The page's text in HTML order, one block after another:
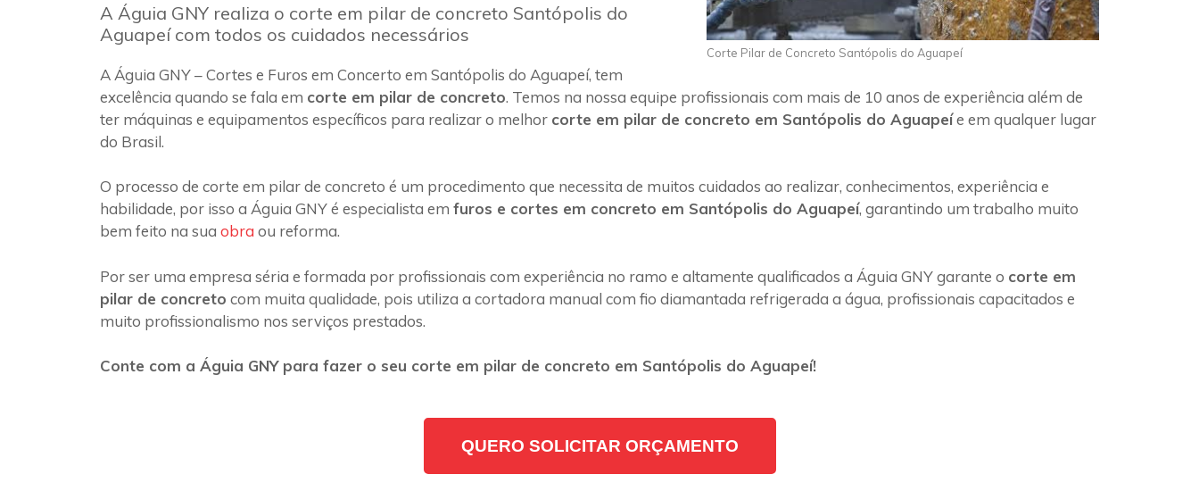
Corte Pilar de Concreto Santópolis do Aguapeí
A Águia GNY realiza o corte em pilar de concreto Santópolis do
Aguapeí com todos os cuidados necessários
A Águia GNY – Cortes e Furos em Concerto em Santópolis do Aguapeí, tem
excelência quando se fala em corte em pilar de concreto. Temos na nossa equipe profissionais com mais de 10 anos de experiência além de
ter máquinas e equipamentos específicos para realizar o melhor corte em pilar de concreto em Santópolis do Aguapeíe em qualquer lugar
do Brasil.
O processo de corte em pilar de concreto é um procedimento que necessita de muitos cuidados ao realizar, conhecimentos, experiência e
habilidade, por isso a Águia GNY é especialista em furos e cortes em concreto em Santópolis do Aguapeí, garantindo um trabalho muito
bem feito na sua obra ou reforma.
Por ser uma empresa séria e formada por profissionais com experiência no ramo e altamente qualificados a Águia GNY garante o corte em
pilar de concreto com muita qualidade, pois utiliza a cortadora manual com fio diamantada refrigerada a água, profissionais capacitados e
muito profissionalismo nos serviços prestados.
Conte com a Águia GNY para fazer o seu corte em pilar de concreto em Santópolis do Aguapeí!
QUERO SOLICITAR ORÇAMENTO